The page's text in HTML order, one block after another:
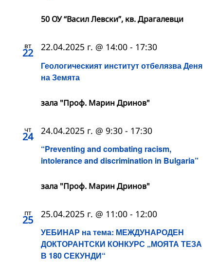
50 ОУ “Васил Левски”, кв. Драгалевци
вт
22
Геологическият институт отбелязва Деня
на Земята
22.04.2025 г. @ 14:00 - 17:30
зала "Проф. Марин Дринов"
чт
24
“Preventing and combating racism,
intolerance and discrimination in Bulgaria”
24.04.2025 г. @ 9:30 - 17:30
зала "Проф. Марин Дринов"
пт
25
УЕБИНАР на тема: МЕЖДУНАРОДЕН
ДОКТОРАНТСКИ КОНКУРС „МОЯТА ТЕЗА
В 180 СЕКУНДИ“
25.04.2025 г. @ 11:00 - 12:00